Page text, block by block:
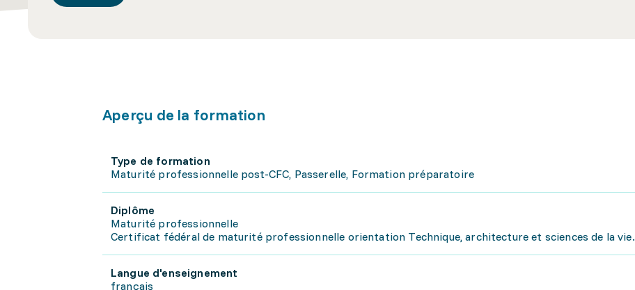
Aperçu de la formation
Type de formation
Maturité professionnelle post-CFC, Passerelle, Formation préparatoire
Diplôme
Maturité professionnelle
Certificat fédéral de maturité professionnelle orientation Technique, architecture et sciences de la vie.
Langue d'enseignement
français